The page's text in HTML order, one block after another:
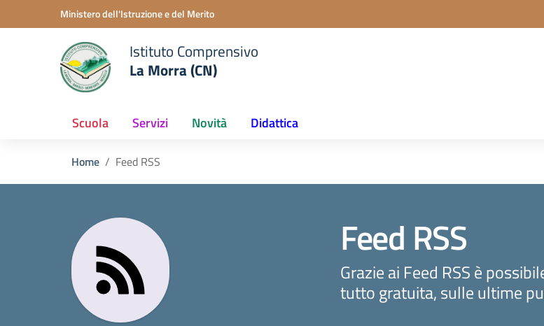
Vai ai contenuti
Vai al menu di navigazioneMinistero dell'Istruzione e del Merito
Istituto Comprensivo
La Morra (CN)
Scuola Servizi Novità Didattica
Home Feed RSS
Feed RSS
Grazie ai Feed RSS è
tutto gratuita, sulle ultime